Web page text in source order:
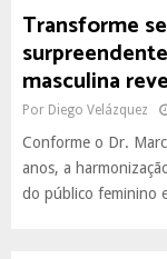
Transforme
masculina
Por Diego Velázquez
Conforme o Dr.
anos, a
do público feminino